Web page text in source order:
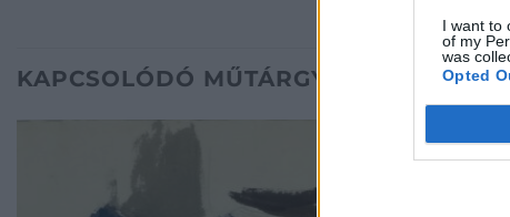
I want to
of my
was
Opted
KAPCSOLÓDÓ MŰTÁRGYAK